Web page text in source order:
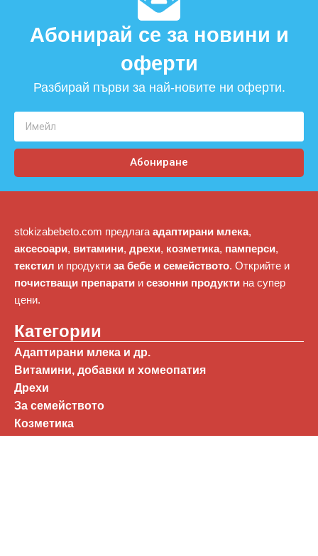
Абонирай се за новини и
оферти​
Разбирай първи за най-новите ни оферти.
Абониране
stokizabebeto.com предлага адаптирани млека,
аксесоари, витамини, дрехи, козметика, памперси,
текстил и продукти за бебе и семейството. Открийте и
почистващи препарати и сезонни продукти на супер
цени.
Категории
Адаптирани млека и др.
Витамини, добавки и хомеопатия
Дрехи
За семейството
Козметика